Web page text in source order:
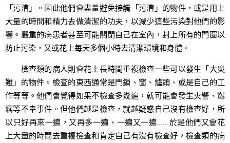
「污漕」。因此他們會盡量避免接觸「污漕」的物件，或是用上
大量的時間和精力去做清潔的功夫，以減少這些污染對他們的影
響。嚴重的病患者甚至可能關閉自己在室內，封上所有的門窗以
防止污染，又或花上每天多個小時去清潔環境和身體。
檢查類的病人則會花上長時間重複檢查一些可以發生「大災
難」的物件。檢查的東西通常是門鎖、窗、爐頭、或是自己的工
作等等。他們會覺得如果不檢查多幾遍，就可能會發生火警、爆
竊等不幸事件。但他們越是檢查，就越疑惑自己沒有檢查好，所
以只好再來一遍，又再多一遍、一遍又一遍……於是他們又會花
上大量的時間去重複檢查和肯定自己有沒有檢查好，檢查類的病